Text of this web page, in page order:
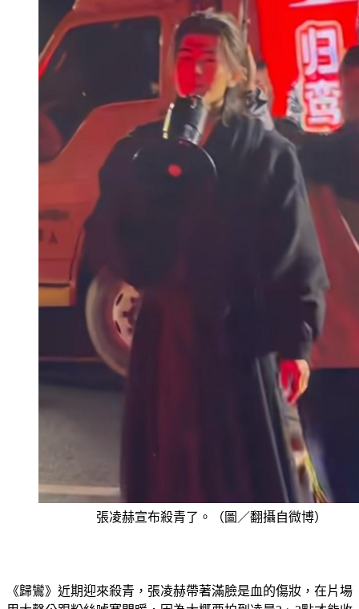
張凌赫宣布殺青了。（圖／翻攝自微博）
《歸鸞》近期迎來殺青，張凌赫帶著滿臉是血的傷妝，在片場